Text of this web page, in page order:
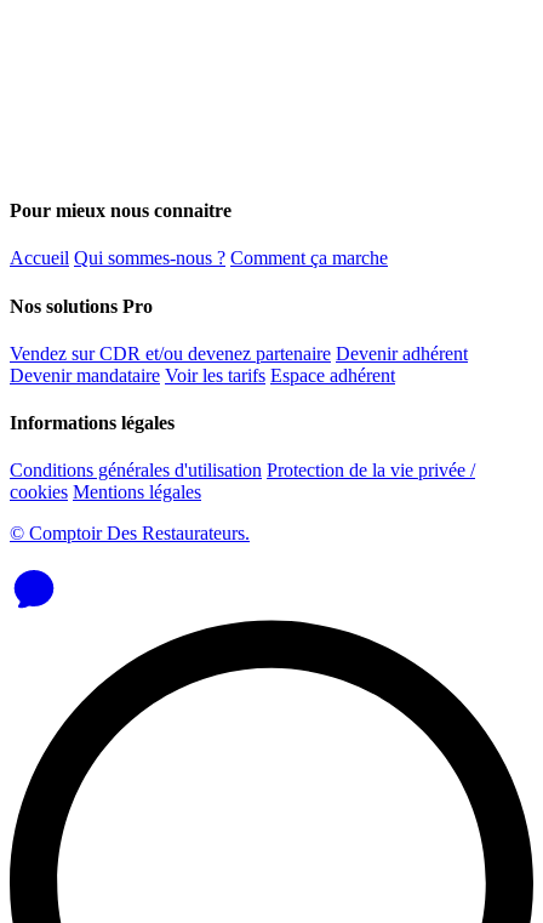
Pour mieux nous connaitre
Accueil Qui sommes-nous ? Comment ça marche
Nos solutions Pro
Vendez sur CDR et/ou devenez partenaire Devenir adhérent
Devenir mandataire Voir les tarifs Espace adhérent
Informations légales
Conditions générales d'utilisation Protection de la vie privée /
cookies Mentions légales
© Comptoir Des Restaurateurs.